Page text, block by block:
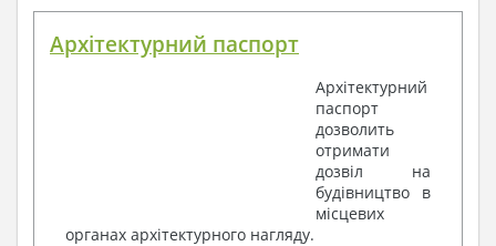
Архітектурний паспорт
Архітектурний
паспорт
дозволить
отримати
дозвіл на
будівництво в
місцевих
органах архітектурного нагляду.